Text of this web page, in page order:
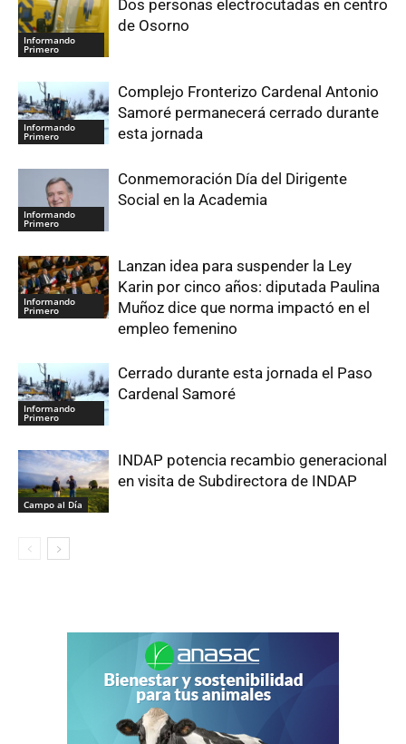
Informando
Primero
Dos personas electrocutadas en centro
de Osorno
Informando
Primero
Complejo Fronterizo Cardenal Antonio
Samoré permanecerá cerrado durante
esta jornada
Informando
Primero
Conmemoración Día del Dirigente
Social en la Academia
Informando
Primero
Lanzan idea para suspender la Ley
Karin por cinco años: diputada Paulina
Muñoz dice que norma impactó en el
empleo femenino
Informando
Primero
Cerrado durante esta jornada el Paso
Cardenal Samoré
Campo al Día
INDAP potencia recambio generacional
en visita de Subdirectora de INDAP